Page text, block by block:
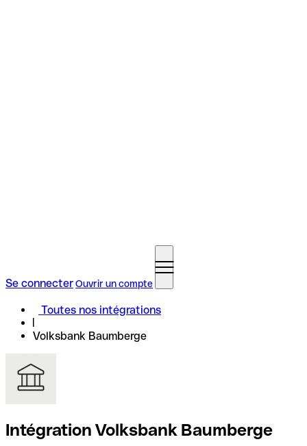
Se connecterOuvrir un compte
Toutes nos intégrations
Volksbank Baumberge
Intégration Volksbank Baumberge